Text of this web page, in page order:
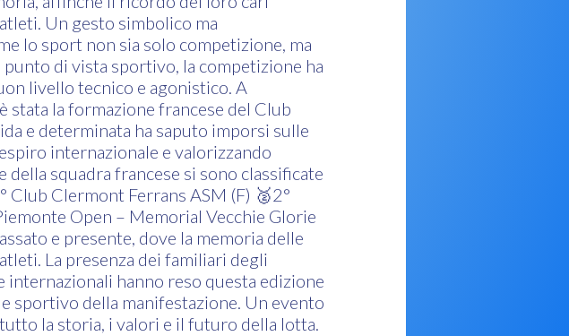
Un gesto simbolico ma
lo sport non sia solo competizione, ma
di vista sportivo, la competizione ha
livello tecnico e agonistico. A
stata la formazione francese del Club
e determinata ha saputo imporsi sulle
internazionale e valorizzando
squadra francese si sono classificate
Clermont Ferrans ASM (F) 🥈2°
Open – Memorial Vecchie Glorie
e presente, dove la memoria delle
La presenza dei familiari degli
hanno reso questa edizione
sportivo della manifestazione. Un evento
la storia, i valori e il futuro della lotta.